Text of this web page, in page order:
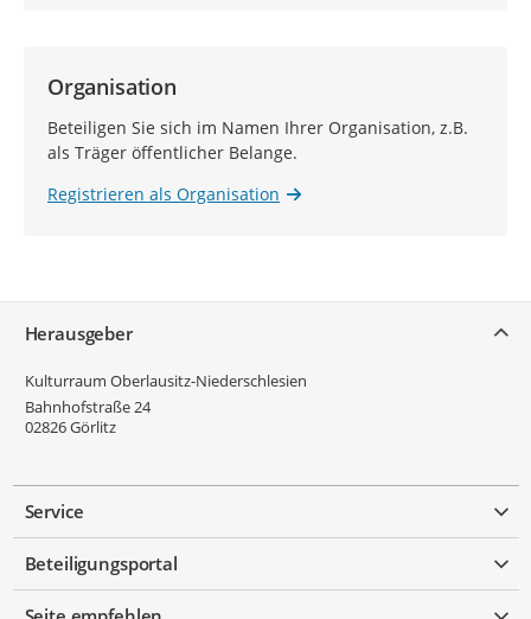
Organisation
Beteiligen Sie sich im Namen Ihrer Organisation, z.B.
als Träger öffentlicher Belange.
Registrieren als Organisation
Herausgeber
Kulturraum Oberlausitz-Niederschlesien
Bahnhofstraße 24
02826Görlitz
Service
Beteiligungsportal